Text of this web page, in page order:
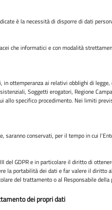
è la necessità di disporre di dati
che informatici e con modalità
ottemperanza ai relativi obblighi di
Soggetti erogatori, Regione
specifico procedimento. Nei limiti
conservati, per il tempo in cui
GDPR e in particolare il diritto di
la portabilità dei dati e far valere il
del trattamento o al Responsabile
dei propri dati